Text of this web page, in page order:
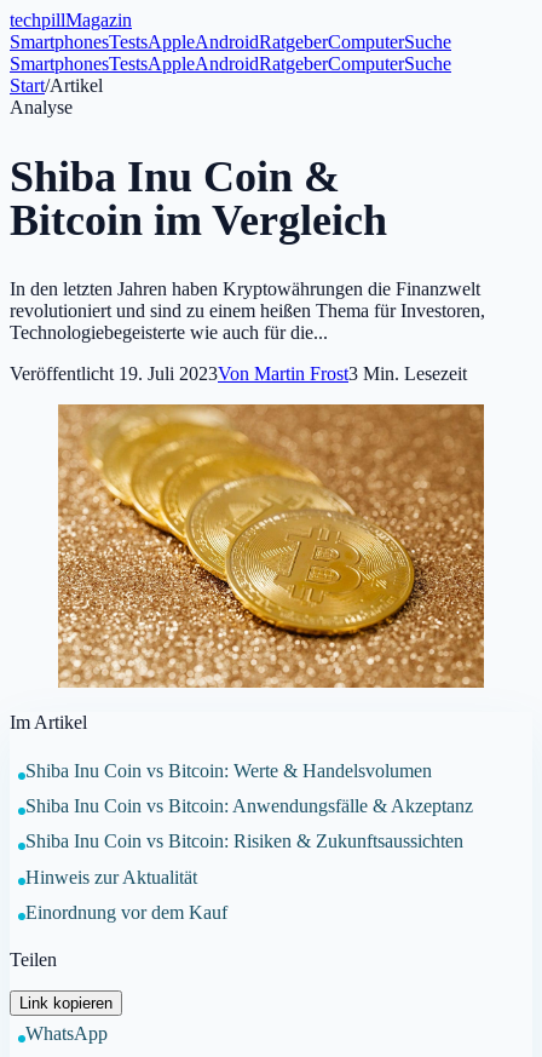
techpillMagazin
SmartphonesTestsAppleAndroidRatgeberComputerSuche
SmartphonesTestsAppleAndroidRatgeberComputerSuche
Start/Artikel
Analyse
Shiba Inu Coin &
Bitcoin im Vergleich
In den letzten Jahren haben Kryptowährungen die Finanzwelt
revolutioniert und sind zu einem heißen Thema für Investoren,
Technologiebegeisterte wie auch für die...
Veröffentlicht 19. Juli 2023Von Martin Frost3 Min. Lesezeit
Im Artikel
Shiba Inu Coin vs Bitcoin: Werte & Handelsvolumen
Shiba Inu Coin vs Bitcoin: Anwendungsfälle & Akzeptanz
Shiba Inu Coin vs Bitcoin: Risiken & Zukunftsaussichten
Hinweis zur Aktualität
Einordnung vor dem Kauf
Teilen
Link kopieren
WhatsApp